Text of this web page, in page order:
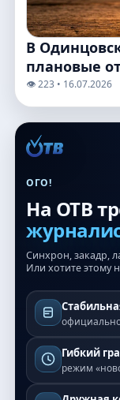
В
плановые
👁️ 223 • 16.07.2026
ОГО!
На ОТВ
Синхрон, закадр,
Или хотите этому
Гибкий
режим